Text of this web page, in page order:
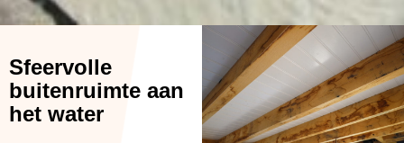
Sfeervolle
buitenruimte aan
het water